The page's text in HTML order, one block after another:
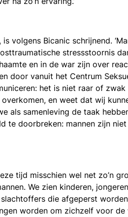
volgens Bicanic schrijnend.
stressstoornis
en in de war zijn over
door vanuit het Centrum
het is niet raar of
en weet dat wij
als samenleving de taak
te doorbreken: mannen zijn
tijd misschien wel net zo’n
We zien kinderen,
die afgeperst
worden om zichzelf voor